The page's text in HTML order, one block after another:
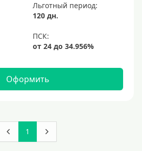
Льготный период:
120 дн.
Оформить
1